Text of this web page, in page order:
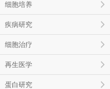
细胞培养
疾病研究
细胞治疗
再生医学
蛋白研究